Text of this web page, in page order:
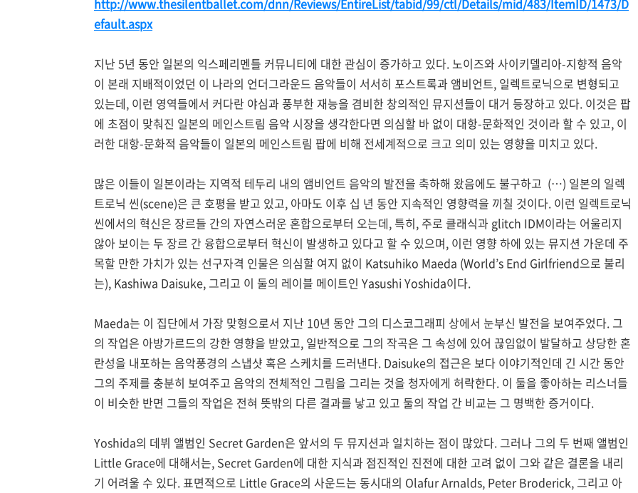
http://www.thesilentballet.com/dnn/Reviews/EntireList/tabid/99/ctl/Details/mid/483/ItemID/1473/D
efault.aspx
지난 5년 동안 일본의 익스페리멘틀 커뮤니티에 대한 관심이 증가하고 있다. 노이즈와 사이키델리아-지향적 음악
이 본래 지배적이었던 이 나라의 언더그라운드 음악들이 서서히 포스트록과 앰비언트, 일렉트로닉으로 변형되고
있는데, 이런 영역들에서 커다란 야심과 풍부한 재능을 겸비한 창의적인 뮤지션들이 대거 등장하고 있다. 이것은 팝
에 초점이 맞춰진 일본의 메인스트림 음악 시장을 생각한다면 의심할 바 없이 대항-문화적인 것이라 할 수 있고, 이
러한 대항-문화적 음악들이 일본의 메인스트림 팝에 비해 전세계적으로 크고 의미 있는 영향을 미치고 있다.
많은 이들이 일본이라는 지역적 테두리 내의 앰비언트 음악의 발전을 축하해 왔음에도 불구하고 (…) 일본의 일렉
트로닉 씬(scene)은 큰 호평을 받고 있고, 아마도 이후 십 년 동안 지속적인 영향력을 끼칠 것이다. 이런 일렉트로닉
씬에서의 혁신은 장르들 간의 자연스러운 혼합으로부터 오는데, 특히, 주로 클래식과 glitch IDM이라는 어울리지
않아 보이는 두 장르 간 융합으로부터 혁신이 발생하고 있다고 할 수 있으며, 이런 영향 하에 있는 뮤지션 가운데 주
목할 만한 가치가 있는 선구자격 인물은 의심할 여지 없이 Katsuhiko Maeda (World’s End Girlfriend으로 불리
는), Kashiwa Daisuke, 그리고 이 둘의 레이블 메이트인 Yasushi Yoshida이다.
Maeda는 이 집단에서 가장 맞형으로서 지난 10년 동안 그의 디스코그래피 상에서 눈부신 발전을 보여주었다. 그
의 작업은 아방가르드의 강한 영향을 받았고, 일반적으로 그의 작곡은 그 속성에 있어 끊임없이 발달하고 상당한 혼
란성을 내포하는 음악풍경의 스냅샷 혹은 스케치를 드러낸다. Daisuke의 접근은 보다 이야기적인데 긴 시간 동안
그의 주제를 충분히 보여주고 음악의 전체적인 그림을 그리는 것을 청자에게 허락한다. 이 둘을 좋아하는 리스너들
이 비슷한 반면 그들의 작업은 전혀 뜻밖의 다른 결과를 낳고 있고 둘의 작업 간 비교는 그 명백한 증거이다.
Yoshida의 데뷔 앨범인 Secret Garden은 앞서의 두 뮤지션과 일치하는 점이 많았다. 그러나 그의 두 번째 앨범인
Little Grace에 대해서는, Secret Garden에 대한 지식과 점진적인 진전에 대한 고려 없이 그와 같은 결론을 내리
기 어려울 수 있다. 표면적으로 Little Grace의 사운드는 동시대의 Olafur Arnalds, Peter Broderick, 그리고 아